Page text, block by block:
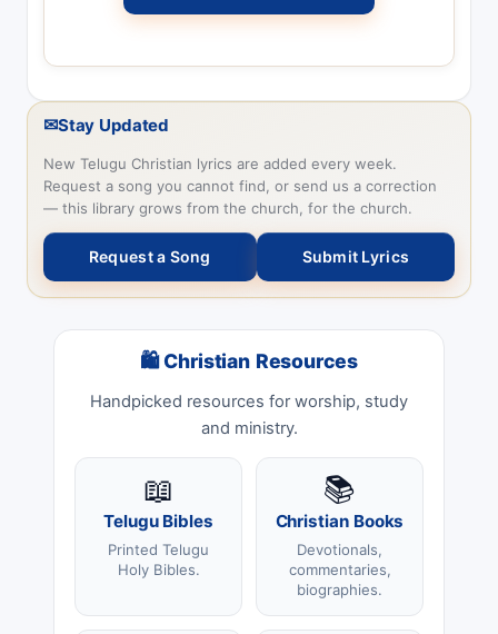
✉Stay Updated
New Telugu Christian lyrics are added every week.
Request a song you cannot find, or send us a correction
— this library grows from the church, for the church.
Request a Song Submit Lyrics
🛍 Christian Resources
Handpicked resources for worship, study
and ministry.
📖
Telugu Bibles
Printed Telugu
Holy Bibles.
📚
Christian Books
Devotionals,
commentaries,
biographies.